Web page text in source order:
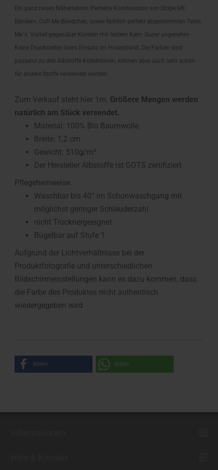
Ein ganz neues Näherlebnis: Perfekte Kombination von Stripe ME
Bändern, Cuff Me Bündchen, sowie farblich perfekt abgestimmten Twist
Me´s. Vorteil gegenüber Kordeln mit festem Kern: Super angenehm -
Keine Druckstellen beim Einsatz im Hosenbund. Die Farben sind
passend zu den Albstoffe Kollektionen, können aber auch sehr schön
für andere Stoffe verwendet werden.
Zum Verkauf steht hier 1m. Größere Mengen werden
natürlich am Stück versendet.
Material: 100% Bio Baumwolle
Breite: 1,2 cm
Gewicht: 510g/m²
Der Hersteller Albstoffe ist GOTS zertifiziert
Pflegeheinweise:
Waschbar bis 40° im Schonwaschgang mit
möglichst geringer Schleuderzahl
nicht Trocknergeeignet
Bügelbar auf Stufe 1
Aufgrund der Lichtverhältnisse bei der
Produktfotografie und unterschiedlichen
Bildschirmeinstellungen kann es dazu kommen, dass
die Farbe des Produktes nicht authentisch
wiedergegeben wird
teilen teilen